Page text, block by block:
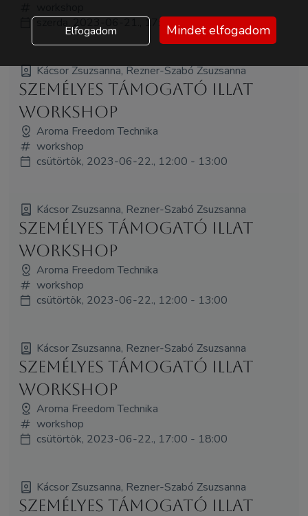
szerda, 2023-06-21., 17:00 - 18:00
Kácsor Zsuzsanna, Rezner-Szabó Zsuzsanna
Személyes támogató illat
workshop
Aroma Freedom Technika
workshop
csütörtök, 2023-06-22., 12:00 - 13:00
Kácsor Zsuzsanna, Rezner-Szabó Zsuzsanna
Személyes támogató illat
workshop
Aroma Freedom Technika
workshop
csütörtök, 2023-06-22., 12:00 - 13:00
Kácsor Zsuzsanna, Rezner-Szabó Zsuzsanna
Személyes támogató illat
workshop
Aroma Freedom Technika
workshop
csütörtök, 2023-06-22., 17:00 - 18:00
Kácsor Zsuzsanna, Rezner-Szabó Zsuzsanna
Személyes támogató illat
Elfogadom Mindet elfogadom